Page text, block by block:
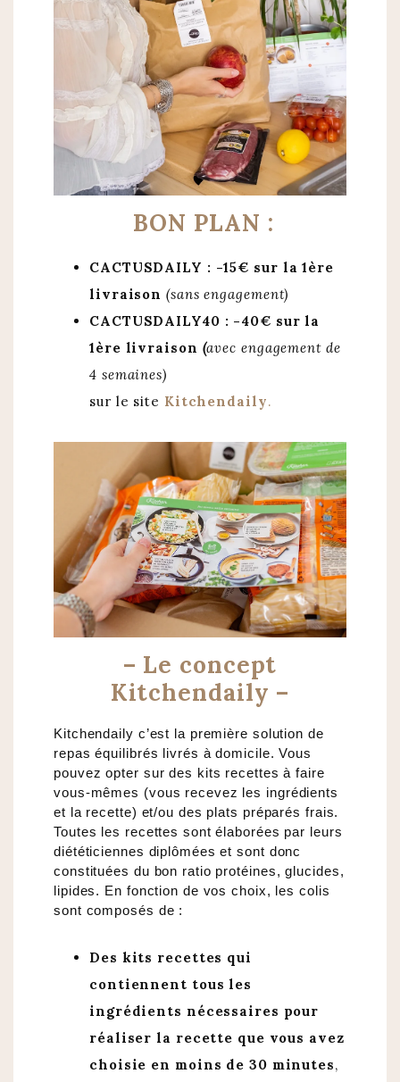
BON PLAN :
CACTUSDAILY : -15€ sur la 1ère
livraison(sans engagement)
CACTUSDAILY40 : -40€ sur la
1ère livraison (avec engagement de
4 semaines)
sur le site Kitchendaily.
– Le concept
Kitchendaily –
Kitchendaily c’est la première solution de
repas équilibrés livrés à domicile. Vous
pouvez opter sur des kits recettes à faire
vous-mêmes (vous recevez les ingrédients
et la recette) et/ou des plats préparés frais.
Toutes les recettes sont élaborées par leurs
diététiciennes diplômées et sont donc
constituées du bon ratio protéines, glucides,
lipides. En fonction de vos choix, les colis
sont composés de :
Des kits recettes qui
contiennent tous les
ingrédients nécessaires pour
réaliser la recette que vous avez
choisie en moins de 30 minutes,